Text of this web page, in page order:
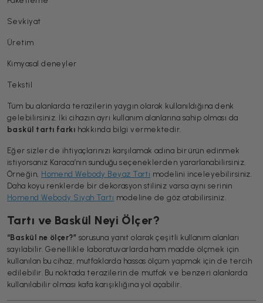
Sevkiyat
Üretim
Kimyasal deneyler
Tekstil
Tüm bu alanlarda terazilerin yaygın olarak kullanıldığına denk
gelebilirsiniz. İki cihazın ayrı kullanım alanlarına sahip olması da
baskül tartı farkı hakkında bilgi vermektedir.
Eğer sizler de ihtiyaçlarınızı karşılamak adına bir ürün edinmek
istiyorsanız Karaca’nın sunduğu seçeneklerden yararlanabilirsiniz.
Örneğin, Homend Webody Beyaz Tartı modelini inceleyebilirsiniz.
Daha koyu renklerde bir dekorasyon stiliniz varsa aynı serinin
Homend Webody Siyah Tartı modeline de göz atabilirsiniz.
Tartı ve Baskül Neyi Ölçer?
“Baskül ne ölçer?” sorusuna yanıt olarak çeşitli kullanım alanları
sayılabilir. Genellikle laboratuvarlarda ham madde ölçmek için
kullanılan bu cihaz, mutfaklarda hassas ölçüm yapmak için de tercih
edilebilir. Bu noktada terazilerin de mutfak ve benzeri alanlarda
kullanılabilir olması kafa karışıklığına yol açabilir.